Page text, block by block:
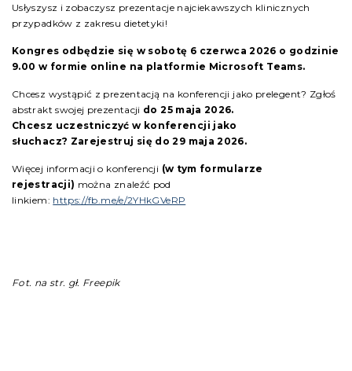
Usłyszysz i zobaczysz prezentacje najciekawszych klinicznych
przypadków z zakresu dietetyki!
Kongres odbędzie się w sobotę 6 czerwca 2026 o godzinie
9.00 w formie online na platformie Microsoft Teams.
Chcesz wystąpić z prezentacją na konferencji jako prelegent? Zgłoś
abstrakt swojej prezentacji do 25 maja 2026.
Chcesz uczestniczyć w konferencji jako
słuchacz? Zarejestruj się do 29 maja 2026.
Więcej informacji o konferencji (w tym formularze
rejestracji) można znaleźć pod
linkiem: https://fb.me/e/2YHkGVeRP
Fot. na str. gł. Freepik